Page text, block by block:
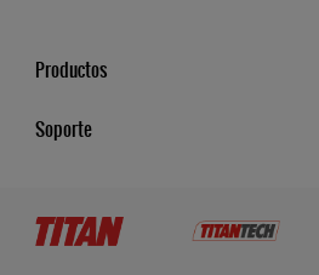
Productos
Soporte
Termos e Condições Gerais de Venda